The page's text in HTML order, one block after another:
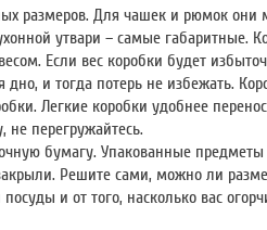
размеров. Для чашек и рюмок
утвари – самые габаритные.
Если вес коробки будет
и тогда потерь не избежать.
Легкие коробки удобнее
не перегружайтесь.
бумагу. Упакованные
Решите сами, можно ли
и от того, насколько вас